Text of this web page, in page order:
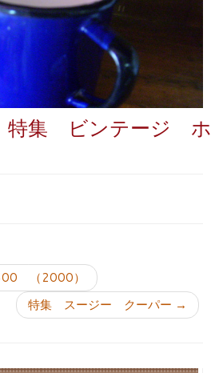
特集 ビンテージ ホ
（2000）
特集 スージー クーパー →